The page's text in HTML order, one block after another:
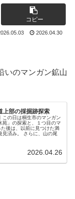
コピー
2026.04.30
いのマンガン鉱山
上部の採掘跡探索
この日は桐生市のマンガン
苑」の探索と、１つ目のマ
後は、以前に見つけた満
見済み。 さらに、山の尾
2026.04.26